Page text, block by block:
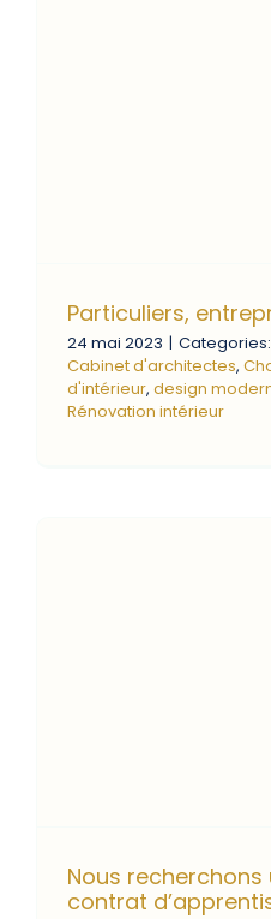
Particuliers,
24 mai 2023 | Categories:
Cabinet d'architectes,
d'intérieur, design
Rénovation intérieur
Nous recherchons
contrat